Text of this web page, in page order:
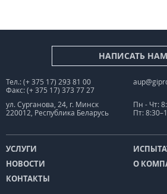
НАПИСАТЬ НАМ
Тел.: (+ 375 17) 293 81 00
Факс: (+ 375 17) 373 77 27
ул. Сурганова, 24, г. Минск
220012, Республика Беларусь
Пн - Чт:
Пт:
УСЛУГИ
НОВОСТИ
О
КОНТАКТЫ